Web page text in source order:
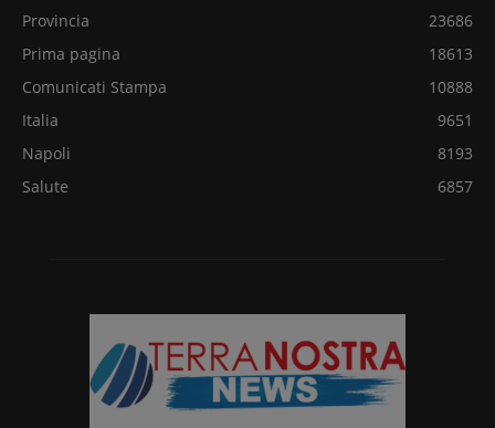
Provincia
23686
Prima pagina
18613
Comunicati Stampa
10888
Italia
9651
Napoli
8193
Salute
6857